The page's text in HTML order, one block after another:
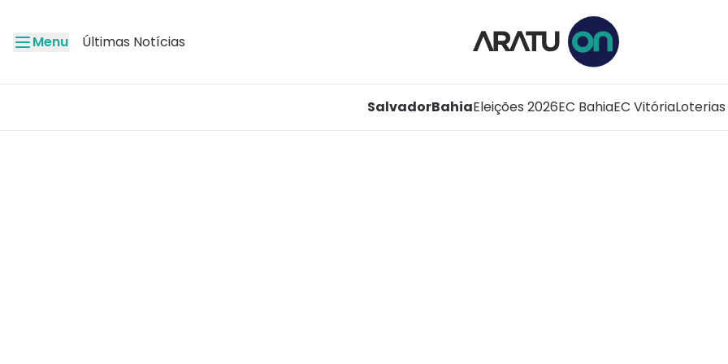
Menu Últimas Notícias
SalvadorBahiaEleições 2026EC BahiaEC VitóriaLoterias